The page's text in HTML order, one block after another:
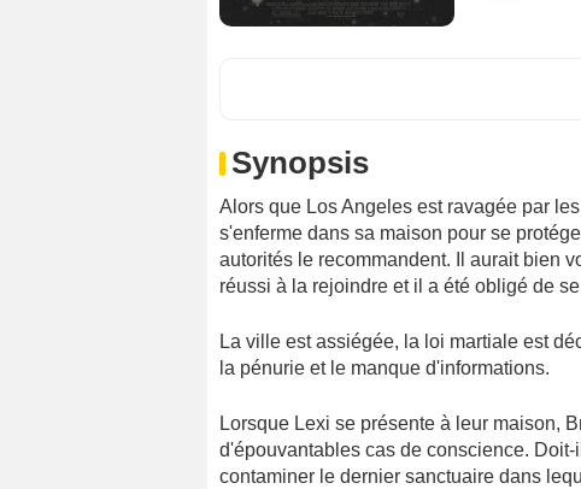
Synopsis
Alors que Los Angeles est ravagée par
s'enferme dans sa maison pour se
autorités le recommandent. Il aurait bien
réussi à la rejoindre et il a été obligé de
La ville est assiégée, la loi martiale est
la pénurie et le manque d'informations.
Lorsque Lexi se présente à leur maison,
d'épouvantables cas de conscience.
contaminer le dernier sanctuaire dans